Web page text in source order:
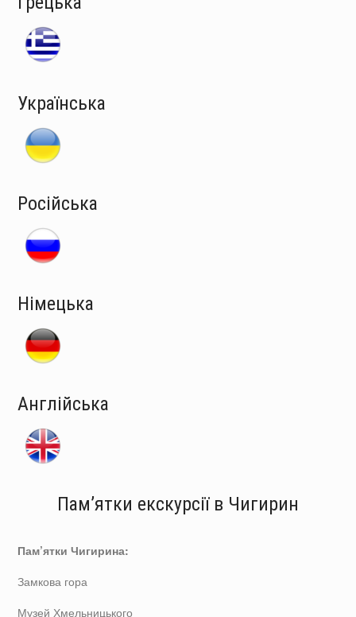
Українська
Російська
Німецька
Англійська
Пам’ятки екскурсії в Чигирин
Пам’ятки Чигирина:
Замкова гора
Музей Хмельницького